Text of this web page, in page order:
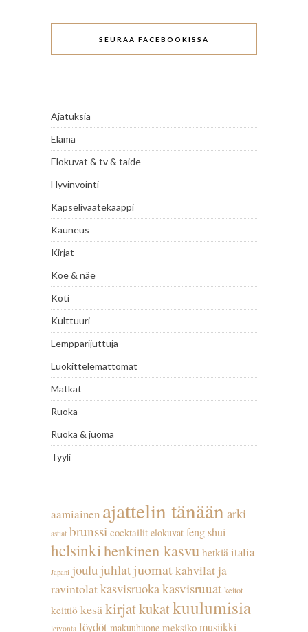
SEURAA FACEBOOKISSA
Ajatuksia
Elämä
Elokuvat & tv & taide
Hyvinvointi
Kapselivaatekaappi
Kauneus
Kirjat
Koe & näe
Koti
Kulttuuri
Lempparijuttuja
Luokittelemattomat
Matkat
Ruoka
Ruoka & juoma
Tyyli
aamiainen ajattelin tänään arki
astiat brunssi cocktailit elokuvat feng shui
helsinkihenkinen kasvu hetkiä italia
Japani joulu juhlatjuomatkahvilat ja
ravintolatkasvisruokakasvisruuat keitot
keittiö kesä kirjatkukatkuulumisia
leivonta löydöt makuuhuone meksiko musiikki